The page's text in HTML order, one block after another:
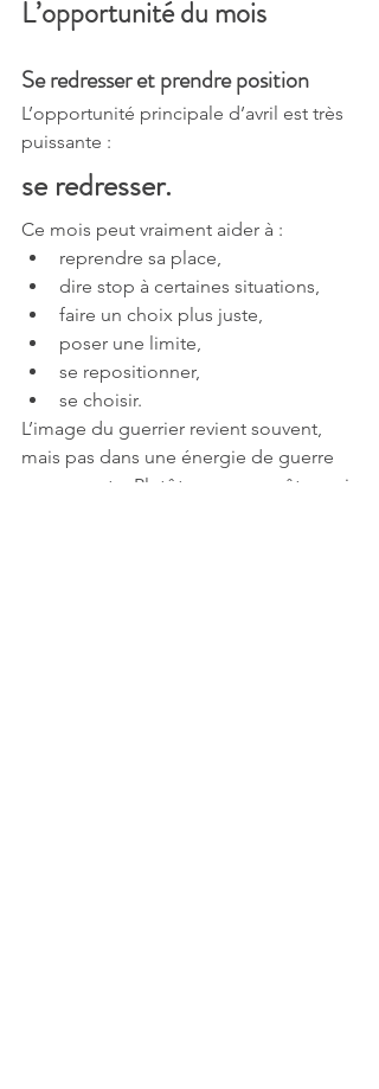
L’opportunité du mois
Se redresser et prendre position
L’opportunité principale d’avril est très
puissante :
se redresser.
Ce mois peut vraiment aider à :
reprendre sa place,
dire stop à certaines situations,
faire un choix plus juste,
poser une limite,
se repositionner,
se choisir.
L’image du guerrier revient souvent,
mais pas dans une énergie de guerre
permanente. Plutôt comme un être qui